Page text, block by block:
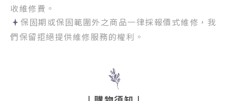
收維修費。
保固期或保固範圍外之商品一律採報價式維修，我
們保留拒絕提供維修服務的權利。